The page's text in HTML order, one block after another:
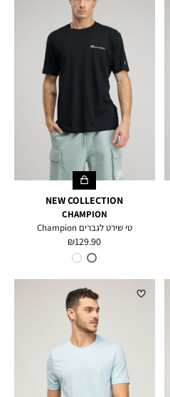
NEW COLLECTION
CHAMPION
טי שירט לגברים Champion
מחיר
מוצר
129.90 ₪
צבע
BLACK